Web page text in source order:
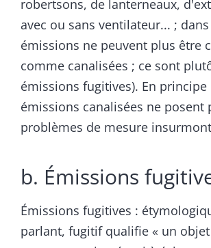
robertsons, de lanterneaux,
avec ou sans ventilateur... ;
émissions ne peuvent plus être
comme canalisées ; ce sont
émissions fugitives). En principe
émissions canalisées ne posent
problèmes de mesure
b. Émissions
Émissions fugitives :
parlant, fugitif qualifie « un